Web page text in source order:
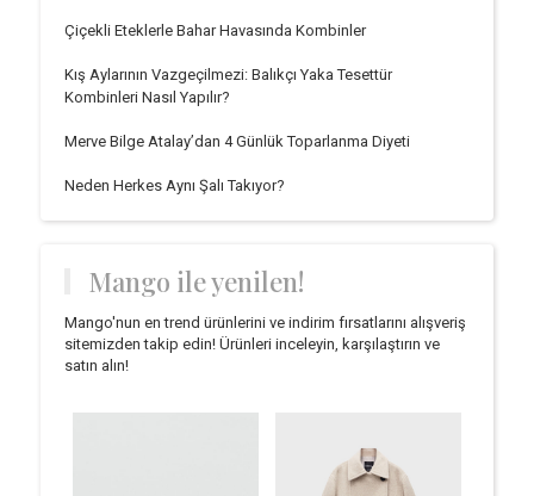
Çiçekli Eteklerle Bahar Havasında Kombinler
Kış Aylarının Vazgeçilmezi: Balıkçı Yaka Tesettür
Kombinleri Nasıl Yapılır?
Merve Bilge Atalay’dan 4 Günlük Toparlanma Diyeti
Neden Herkes Aynı Şalı Takıyor?
Mango ile yenilen!
Mango'nun en trend ürünlerini ve indirim fırsatlarını alışveriş
sitemizden takip edin! Ürünleri inceleyin, karşılaştırın ve
satın alın!